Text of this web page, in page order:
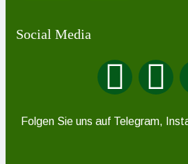
Social Media
Folgen Sie uns auf Telegram,